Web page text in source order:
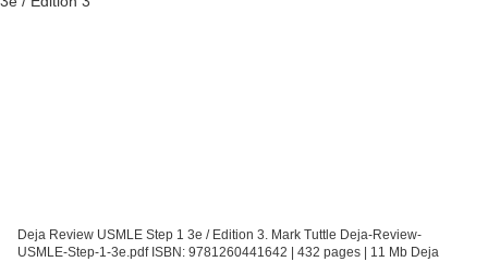
Deja Review USMLE Step 1 3e / Edition 3. Mark Tuttle Deja-Review-
USMLE-Step-1-3e.pdf ISBN: 9781260441642 | 432 pages | 11 Mb Deja